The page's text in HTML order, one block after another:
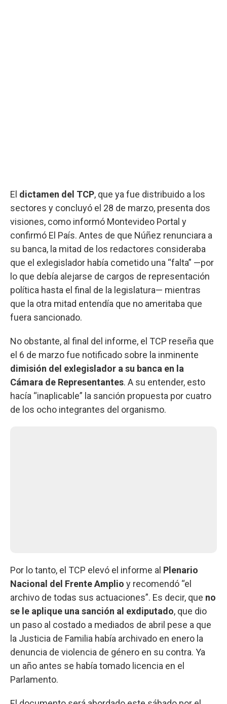
El dictamen del TCP, que ya fue distribuido a los
sectores y concluyó el 28 de marzo, presenta dos
visiones, como informó Montevideo Portal y
confirmó El País. Antes de que Núñez renunciara a
su banca, la mitad de los redactores consideraba
que el exlegislador había cometido una “falta” —por
lo que debía alejarse de cargos de representación
política hasta el final de la legislatura— mientras
que la otra mitad entendía que no ameritaba que
fuera sancionado.
No obstante, al final del informe, el TCP reseña que
el 6 de marzo fue notificado sobre la inminente
dimisión del exlegislador a su banca en la
Cámara de Representantes. A su entender, esto
hacía “inaplicable” la sanción propuesta por cuatro
de los ocho integrantes del organismo.
Por lo tanto, el TCP elevó el informe al Plenario
Nacional del Frente Amplio y recomendó “el
archivo de todas sus actuaciones”. Es decir, que no
se le aplique una sanción al exdiputado, que dio
un paso al costado a mediados de abril pese a que
la Justicia de Familia había archivado en enero la
denuncia de violencia de género en su contra. Ya
un año antes se había tomado licencia en el
Parlamento.